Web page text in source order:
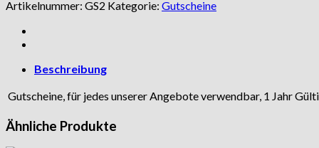
Artikelnummer: GS2 Kategorie: Gutscheine
Beschreibung
Gutscheine, für jedes unserer Angebote verwendbar, 1 Jahr
Ähnliche Produkte